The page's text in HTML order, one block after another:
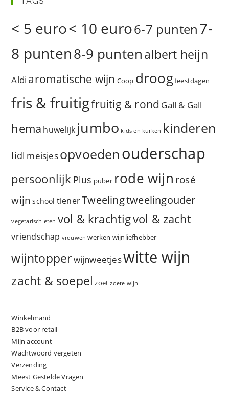
< 5 euro< 10 euro6-7 punten7-
8 punten8-9 puntenalbert heijn
Aldi aromatische wijn Coop droogfeestdagen
fris & fruitigfruitig & rond Gall & Gall
hema huwelijk jumbo kids en kurken kinderen
lidl meisjesopvoedenouderschap
persoonlijk Plus puber rode wijn rosé
wijn school tienerTweelingtweelingouder
vegetarisch eten vol & krachtigvol & zacht
vriendschap vrouwen werken wijnliefhebber
wijntopperwijnweetjeswitte wijn
zacht & soepel zoet zoete wijn
Winkelmand
B2B voor retail
Mijn account
Wachtwoord vergeten
Verzending
Meest Gestelde Vragen
Service & Contact